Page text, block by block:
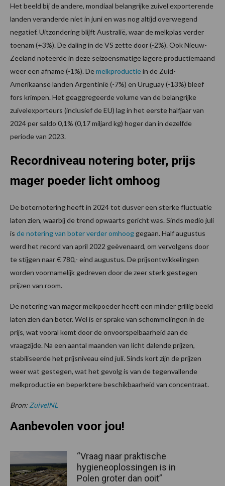
Het beeld bij de andere, mondiaal belangrijke zuivel exporterende
landen veranderde niet in juni en was nog altijd overwegend
negatief. Uitzondering blijft Australië, waar de melkplas verder
toenam (+3%). De daling in de VS zette door (-2%). Ook Nieuw-
Zeeland noteerde in deze seizoensmatige lagere productiemaand
weer een afname (-1%). Demelkproductiein de Zuid-
Amerikaanse landen Argentinië (-7%) en Uruguay (-13%) bleef
fors krimpen. Het geaggregeerde volume van de belangrijke
zuivelexporteurs (inclusief de EU) lag in het eerste halfjaar van
2024 per saldo 0,1% (0,17 miljard kg) hoger dan in dezelfde
periode van 2023.
Recordniveau notering boter, prijs
mager poeder licht omhoog
De boternotering heeft in 2024 tot dusver een sterke fluctuatie
laten zien, waarbij de trend opwaarts gericht was. Sinds medio juli
is de notering van boter verder omhoog gegaan. Half augustus
werd het record van april 2022 geëvenaard, om vervolgens door
te stijgen naar € 780,- eind augustus. De prijsontwikkelingen
worden voornamelijk gedreven door de zeer sterk gestegen
prijzen van room.
De notering van mager melkpoeder heeft een minder grillig beeld
laten zien dan boter. Wel is er sprake van schommelingen in de
prijs, wat vooral komt door de onvoorspelbaarheid aan de
vraagzijde. Na een aantal maanden van licht dalende prijzen,
stabiliseerde het prijsniveau eind juli. Sinds kort zijn de prijzen
weer wat gestegen, wat het gevolg is van de tegenvallende
melkproductie en beperktere beschikbaarheid van concentraat.
Bron: ZuivelNL
Aanbevolen voor jou!
“Vraag naar praktische
hygieneoplossingen is in
Polen groter dan ooit”